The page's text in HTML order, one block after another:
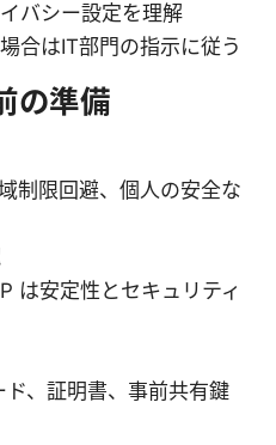
バシー設定を理解
合はIT部門の指示に従う
の準備
制限回避、個人の安全な
は安定性とセキュリティ
ド、証明書、事前共有鍵